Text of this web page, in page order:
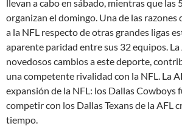
llevan a cabo en sábado, mientras que las
organizan el domingo. Una de las razones
a la NFL respecto de otras grandes ligas
aparente paridad entre sus 32 equipos.
novedosos cambios a este deporte,
una competente rivalidad con la NFL. La
expansión de la NFL: los Dallas Cowboys
competir con los Dallas Texans de la AFL
tiempo.